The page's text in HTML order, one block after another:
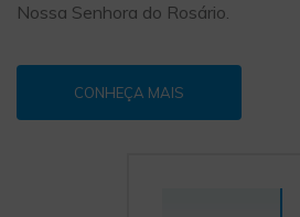
Nossa Senhora do Rosário.
CONHEÇA MAIS